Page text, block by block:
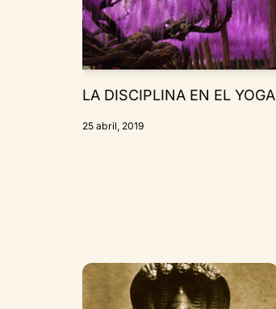
LA DISCIPLINA EN EL YOGA
25 abril, 2019